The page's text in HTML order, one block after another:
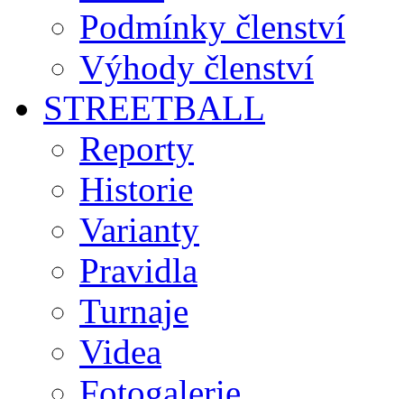
Podmínky členství
Výhody členství
STREETBALL
Reporty
Historie
Varianty
Pravidla
Turnaje
Videa